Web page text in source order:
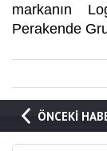
markanın
Perakende
ÖNCEKİ